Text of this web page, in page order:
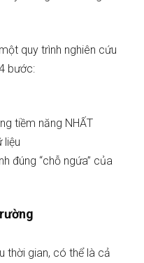
quy trình nghiên cứu
bước:
tiềm năng NHẤT
liệu
đúng “chỗ ngứa” của
thời gian, có thể là cả